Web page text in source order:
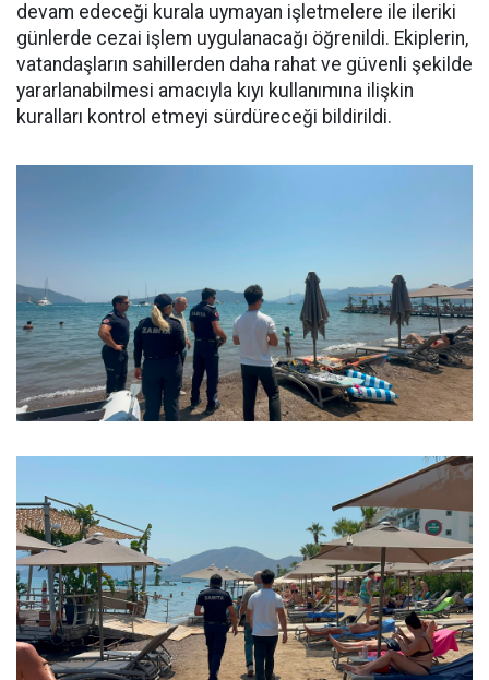
devam edeceği kurala uymayan işletmelere ile ileriki
günlerde cezai işlem uygulanacağı öğrenildi. Ekiplerin,
vatandaşların sahillerden daha rahat ve güvenli şekilde
yararlanabilmesi amacıyla kıyı kullanımına ilişkin
kuralları kontrol etmeyi sürdüreceği bildirildi.